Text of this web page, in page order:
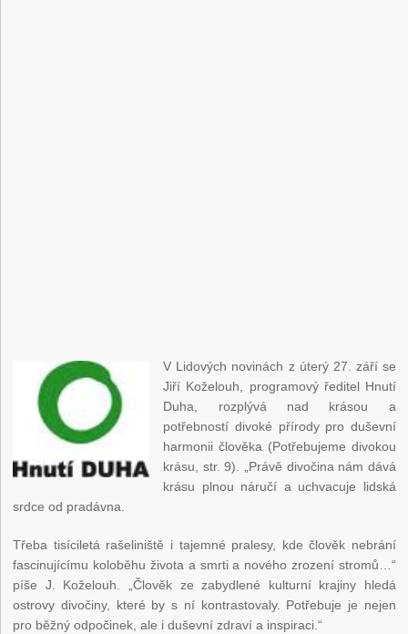
V Lidových novinách z úterý 27. září se
Jiří Koželouh, programový ředitel Hnutí
Duha, rozplývá nad krásou a
potřebností divoké přírody pro duševní
harmonii člověka (Potřebujeme divokou
krásu, str. 9). „Právě divočina nám dává
krásu plnou náručí a uchvacuje lidská
srdce od pradávna.
Třeba tisíciletá rašeliniště i tajemné pralesy, kde člověk nebrání
fascinujícímu koloběhu života a smrti a nového zrození stromů…“
píše J. Koželouh. „Člověk ze zabydlené kulturní krajiny hledá
ostrovy divočiny, které by s ní kontrastovaly. Potřebuje je nejen
pro běžný odpočinek, ale i duševní zdraví a inspiraci.“